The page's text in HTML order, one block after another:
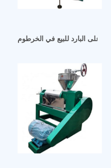
على البارد للبيع في الخرطوم